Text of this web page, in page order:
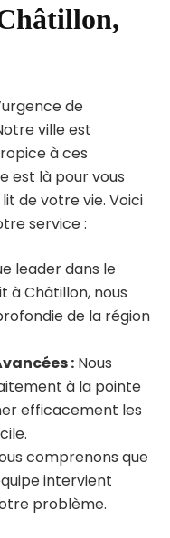
de
ville est
à ces
est là pour vous
de votre vie. Voici
service :
leader dans le
à Châtillon, nous
de la région
: Nous
à la pointe
efficacement les
comprenons que
intervient
problème.